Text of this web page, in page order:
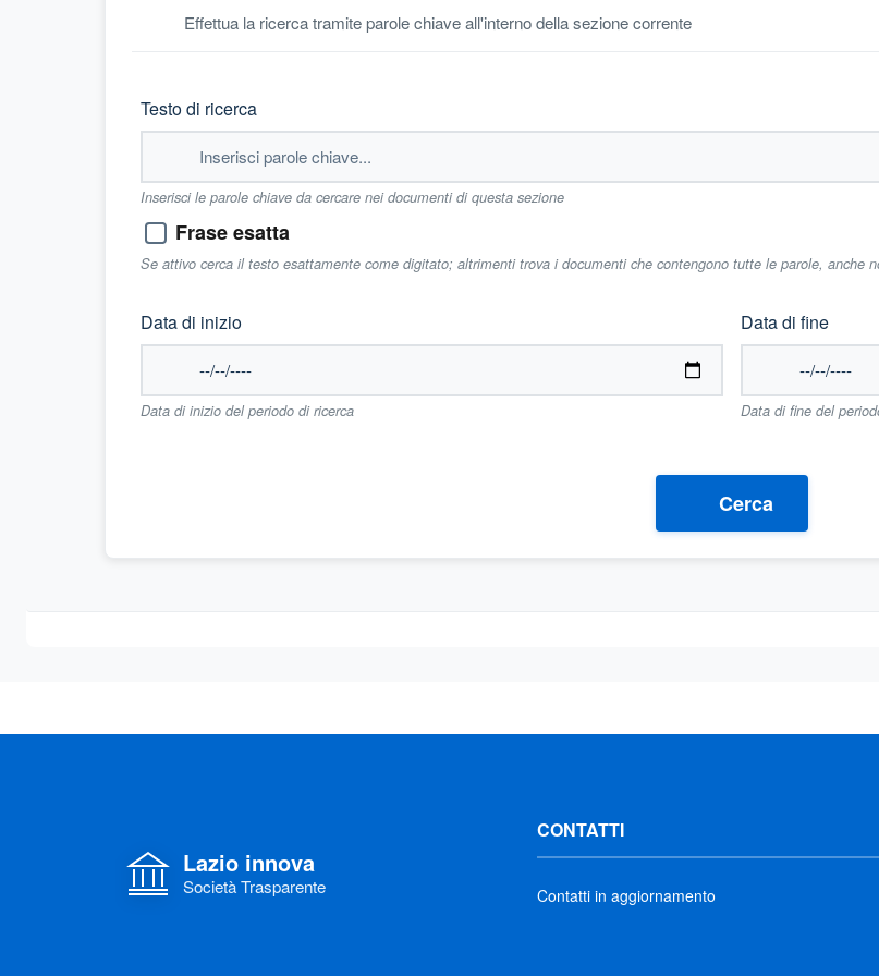
Effettua la ricerca tramite parole chiave all'interno della sezione corrente
Testo di ricerca
Inserisci le parole chiave da cercare nei documenti di questa sezione
Frase esatta
Se attivo cerca il testo esattamente come digitato; altrimenti trova i documenti che contengono tutte le parole, anche
Data di inizio
Data di inizio del periodo di ricerca
Data di fine
Data di fine del
Cerca
Lazio innova
Società Trasparente
CONTATTI
Contatti in aggiornamento